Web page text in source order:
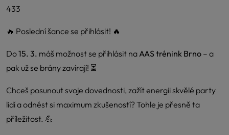
433
🔥 Poslední šance se přihlásit! 🔥
Do15. 3. máš možnost se přihlásit na AAS trénink Brno – a
pak už se brány zavírají! ⏳
Chceš posunout svoje dovednosti, zažít energii skvělé party
lidí a odnést si maximum zkušeností? Tohle je přesně ta
příležitost. 💪